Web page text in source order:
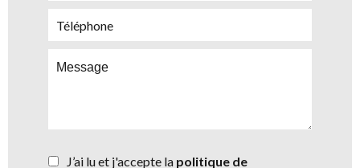
J’ai lu et j'accepte la politique de